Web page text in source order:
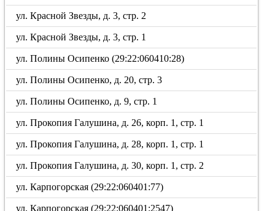
ул. Красной Звезды, д. 3, стр. 2
ул. Красной Звезды, д. 3, стр. 1
ул. Полины Осипенко (29:22:060410:28)
ул. Полины Осипенко, д. 20, стр. 3
ул. Полины Осипенко, д. 9, стр. 1
ул. Прокопия Галушина, д. 26, корп. 1, стр. 1
ул. Прокопия Галушина, д. 28, корп. 1, стр. 1
ул. Прокопия Галушина, д. 30, корп. 1, стр. 2
ул. Карпогорская (29:22:060401:77)
ул. Карпогорская (29:22:060401:2547)